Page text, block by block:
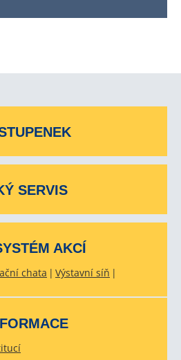
SERVIS
AKCÍ
chata Výstavní síň